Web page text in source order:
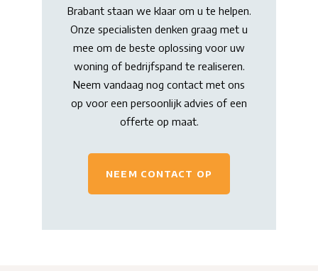
Brabant staan we klaar om u te helpen.
Onze specialisten denken graag met u
mee om de beste oplossing voor uw
woning of bedrijfspand te realiseren.
Neem vandaag nog contact met ons
op voor een persoonlijk advies of een
offerte op maat.
NEEM CONTACT OP